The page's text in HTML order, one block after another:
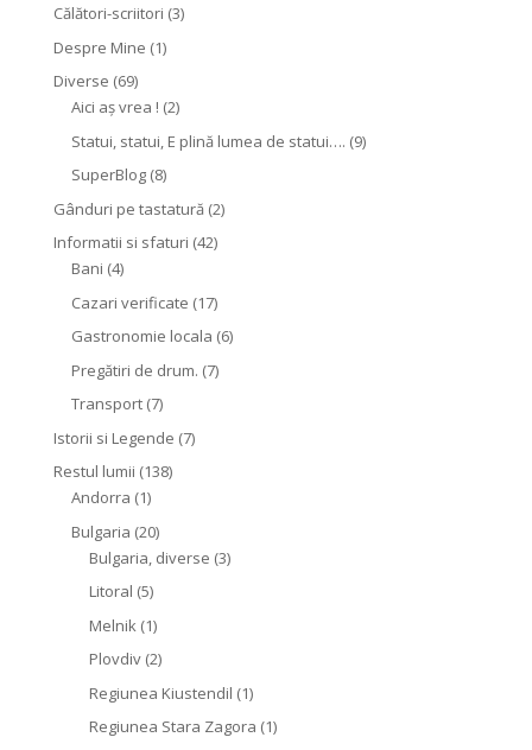
Călători-scriitori (3)
Despre Mine (1)
Diverse (69)
Aici aș vrea ! (2)
Statui, statui, E plină lumea de statui…. (9)
SuperBlog(8)
Gânduri pe tastatură(2)
Informatii si sfaturi (42)
Bani (4)
Cazari verificate (17)
Gastronomie locala (6)
Pregătiri de drum. (7)
Transport(7)
Istorii si Legende (7)
Restul lumii (138)
Andorra (1)
Bulgaria (20)
Bulgaria, diverse (3)
Litoral (5)
Melnik (1)
Plovdiv(2)
Regiunea Kiustendil (1)
Regiunea Stara Zagora (1)